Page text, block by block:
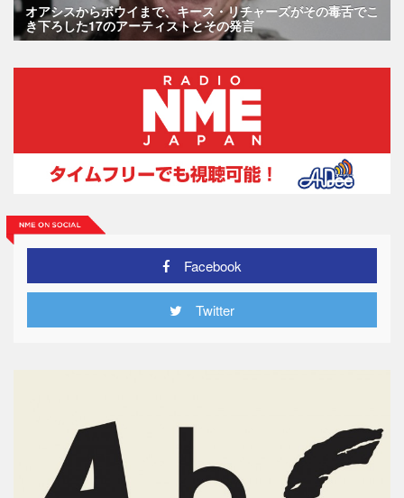
オアシスからボウイまで、キース・リチャーズがその毒舌でこ
き下ろした17のアーティストとその発言
Facebook
Twitter